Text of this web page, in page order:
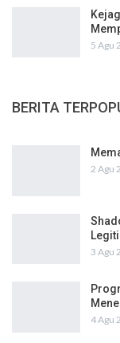
5 Agu
BERITA
2 Agu
3 Agu
4 Agu